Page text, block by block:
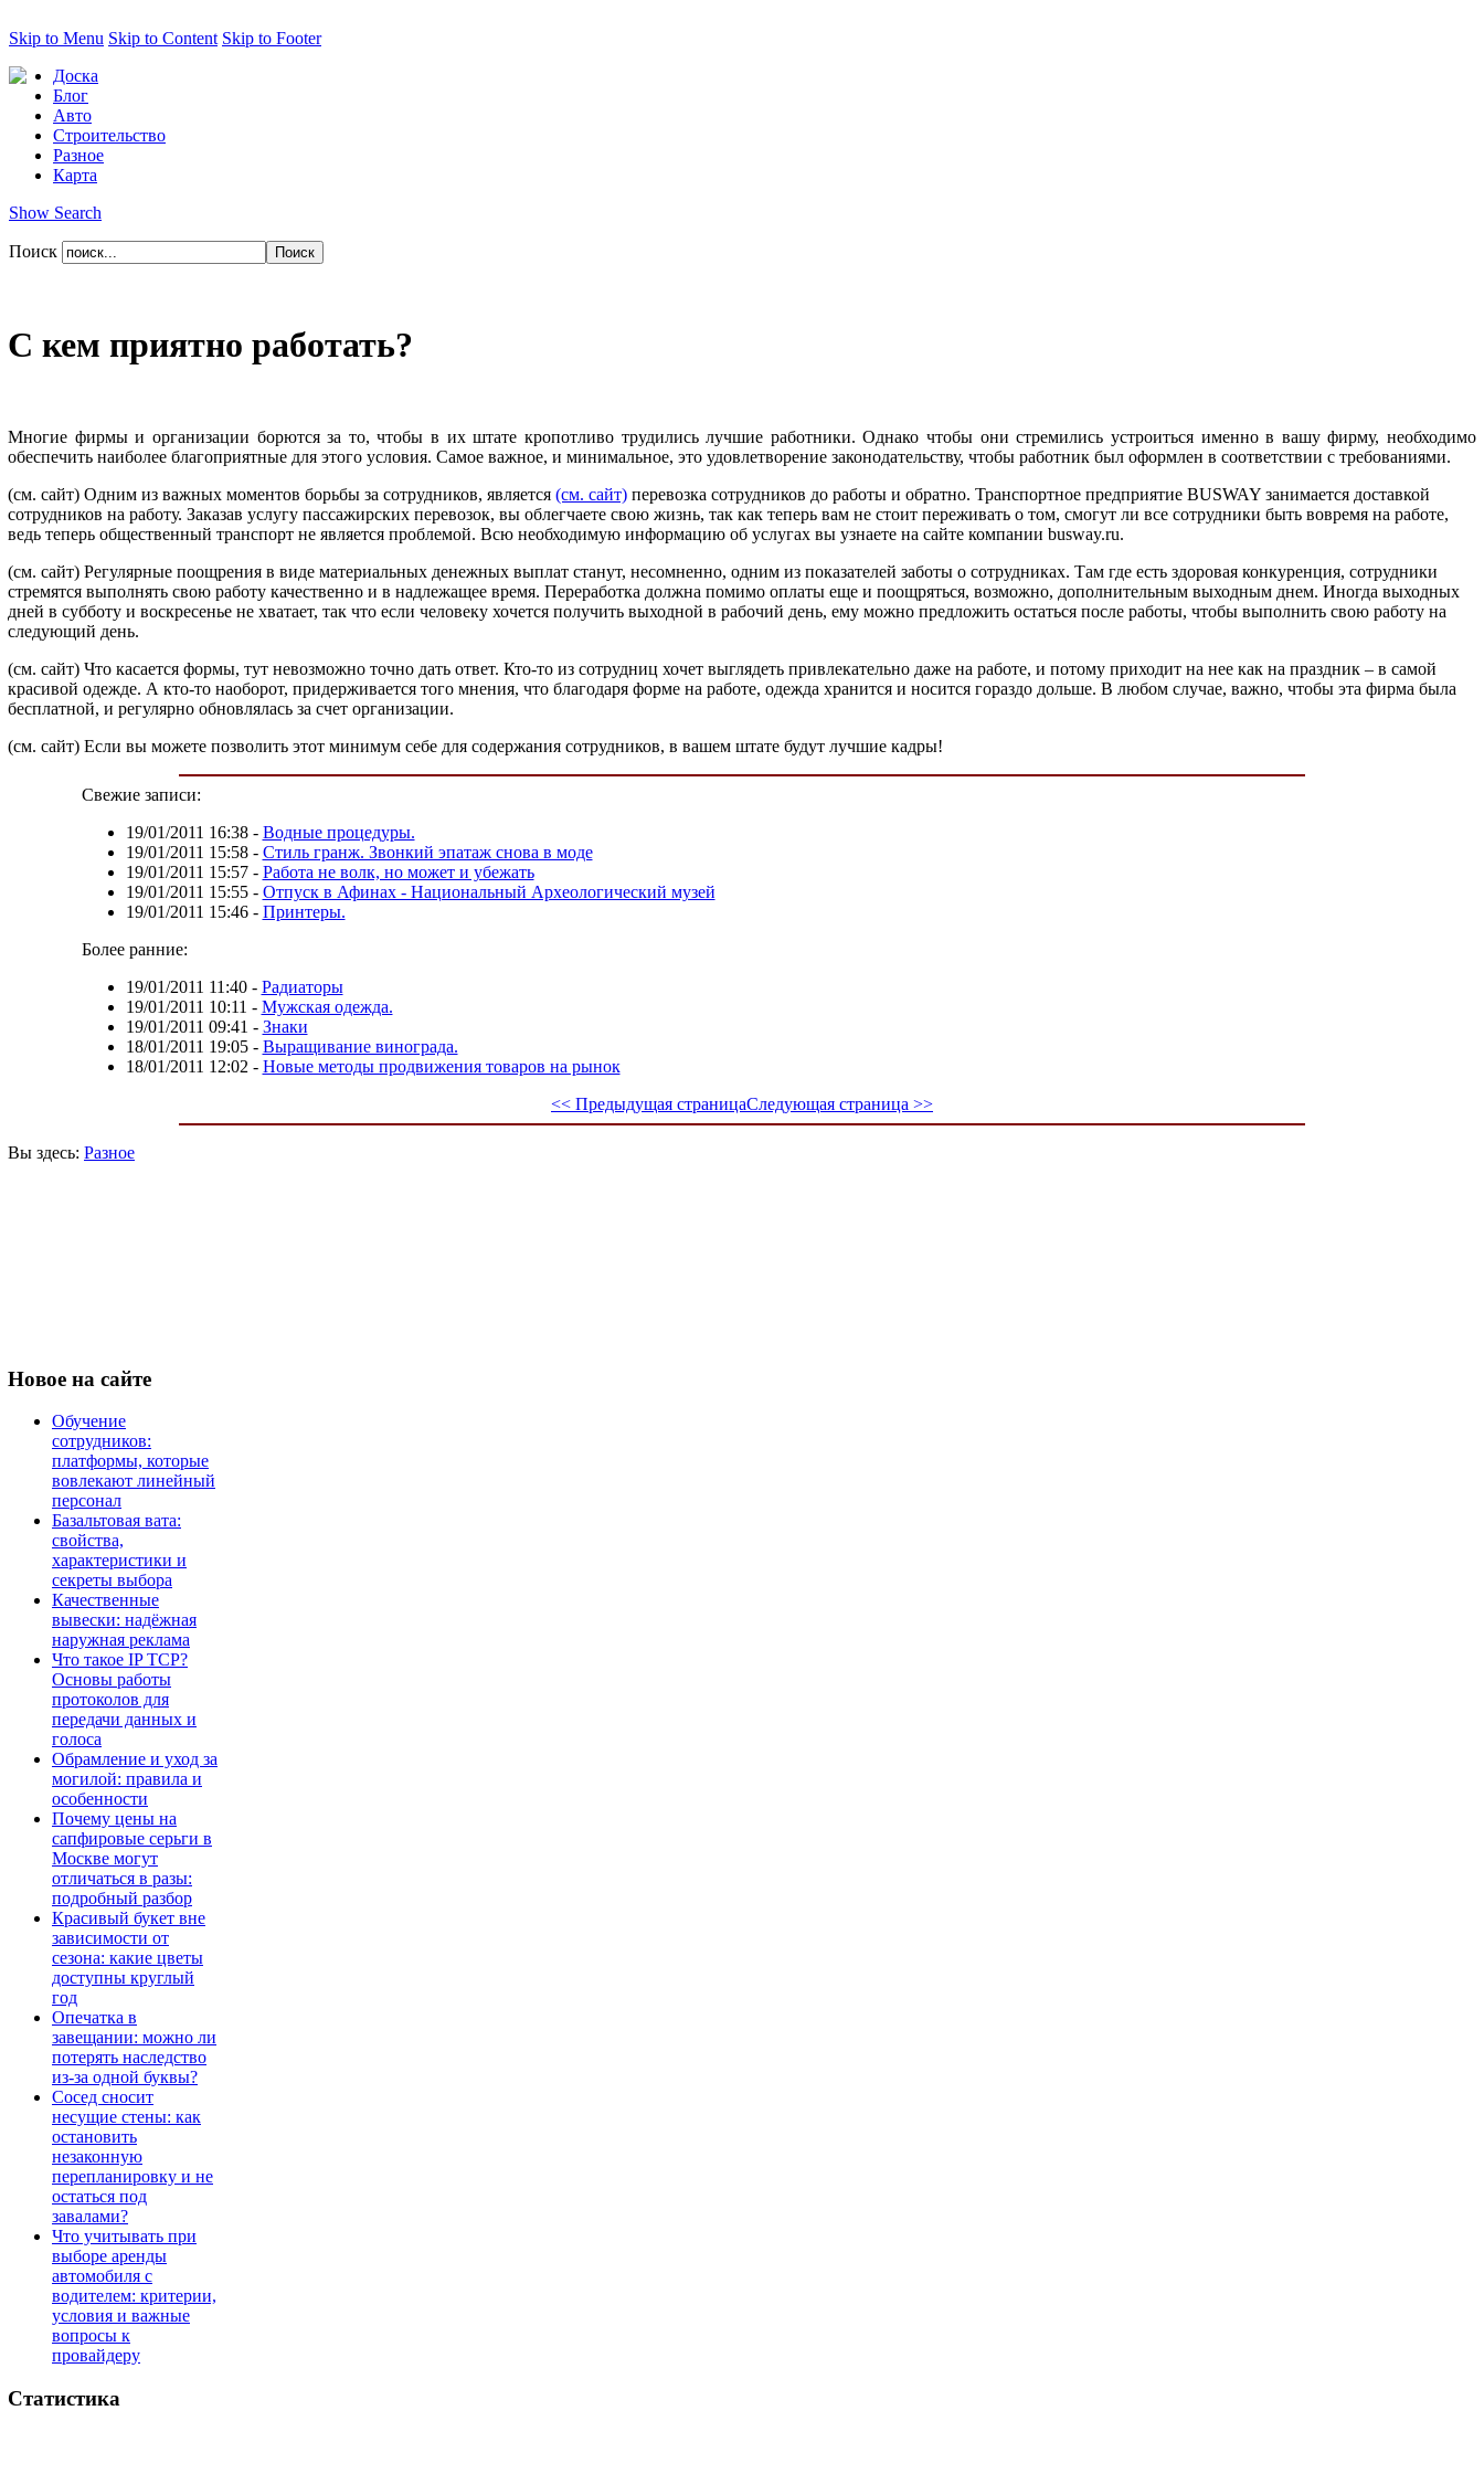
Skip to Menu Skip to Content Skip to Footer
Доска
Блог
Авто
Строительство
Разное
Карта
Show Search
Поиск
С кем приятно работать?
Многие фирмы и организации борются за то, чтобы в их штате кропотливо трудились лучшие работники. Однако чтобы они стремились устроиться именно в вашу фирму, необходимо
обеспечить наиболее благоприятные для этого условия. Самое важное, и минимальное, это удовлетворение законодательству, чтобы работник был оформлен в соответствии с требованиями.
(см. сайт) Одним из важных моментов борьбы за сотрудников, является (см. сайт) перевозка сотрудников до работы и обратно. Транспортное предприятие BUSWAY занимается доставкой
сотрудников на работу. Заказав услугу пассажирских перевозок, вы облегчаете свою жизнь, так как теперь вам не стоит переживать о том, смогут ли все сотрудники быть вовремя на работе,
ведь теперь общественный транспорт не является проблемой. Всю необходимую информацию об услугах вы узнаете на сайте компании busway.ru.
(см. сайт) Регулярные поощрения в виде материальных денежных выплат станут, несомненно, одним из показателей заботы о сотрудниках. Там где есть здоровая конкуренция, сотрудники
стремятся выполнять свою работу качественно и в надлежащее время. Переработка должна помимо оплаты еще и поощряться, возможно, дополнительным выходным днем. Иногда выходных
дней в субботу и воскресенье не хватает, так что если человеку хочется получить выходной в рабочий день, ему можно предложить остаться после работы, чтобы выполнить свою работу на
следующий день.
(см. сайт) Что касается формы, тут невозможно точно дать ответ. Кто-то из сотрудниц хочет выглядеть привлекательно даже на работе, и потому приходит на нее как на праздник – в самой
красивой одежде. А кто-то наоборот, придерживается того мнения, что благодаря форме на работе, одежда хранится и носится гораздо дольше. В любом случае, важно, чтобы эта фирма была
бесплатной, и регулярно обновлялась за счет организации.
(см. сайт) Если вы можете позволить этот минимум себе для содержания сотрудников, в вашем штате будут лучшие кадры!
Свежие записи:
19/01/2011 16:38- Водные процедуры.
19/01/2011 15:58- Стиль гранж. Звонкий эпатаж снова в моде
19/01/2011 15:57- Работа не волк, но может и убежать
19/01/2011 15:55- Отпуск в Афинах - Национальный Археологический музей
19/01/2011 15:46- Принтеры.
Более ранние:
19/01/2011 11:40- Радиаторы
19/01/2011 10:11 - Мужская одежда.
19/01/2011 09:41 - Знаки
18/01/2011 19:05- Выращивание винограда.
18/01/2011 12:02 - Новые методы продвижения товаров на рынок
<< Предыдущая страницаСледующая страница >>
Вы здесь: Разное
Новое на сайте
Обучение
сотрудников:
платформы, которые
вовлекают линейный
персонал
Базальтовая вата:
свойства,
характеристики и
секреты выбора
Качественные
вывески: надёжная
наружная реклама
Что такое IP TCP?
Основы работы
протоколов для
передачи данных и
голоса
Обрамление и уход за
могилой: правила и
особенности
Почему цены на
сапфировые серьги в
Москве могут
отличаться в разы:
подробный разбор
Красивый букет вне
зависимости от
сезона: какие цветы
доступны круглый
год
Опечатка в
завещании: можно ли
потерять наследство
из-за одной буквы?
Сосед сносит
несущие стены: как
остановить
незаконную
перепланировку и не
остаться под
завалами?
Что учитывать при
выборе аренды
автомобиля с
водителем: критерии,
условия и важные
вопросы к
провайдеру
Статистика